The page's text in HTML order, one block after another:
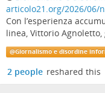
articolo21.org/2026/06/
Con l’esperienza
linea, Vittorio
@Giornalismo e disordine
2 people reshared this